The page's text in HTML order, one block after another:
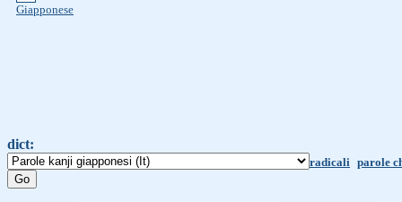
Giapponese
dict:
radicali parole